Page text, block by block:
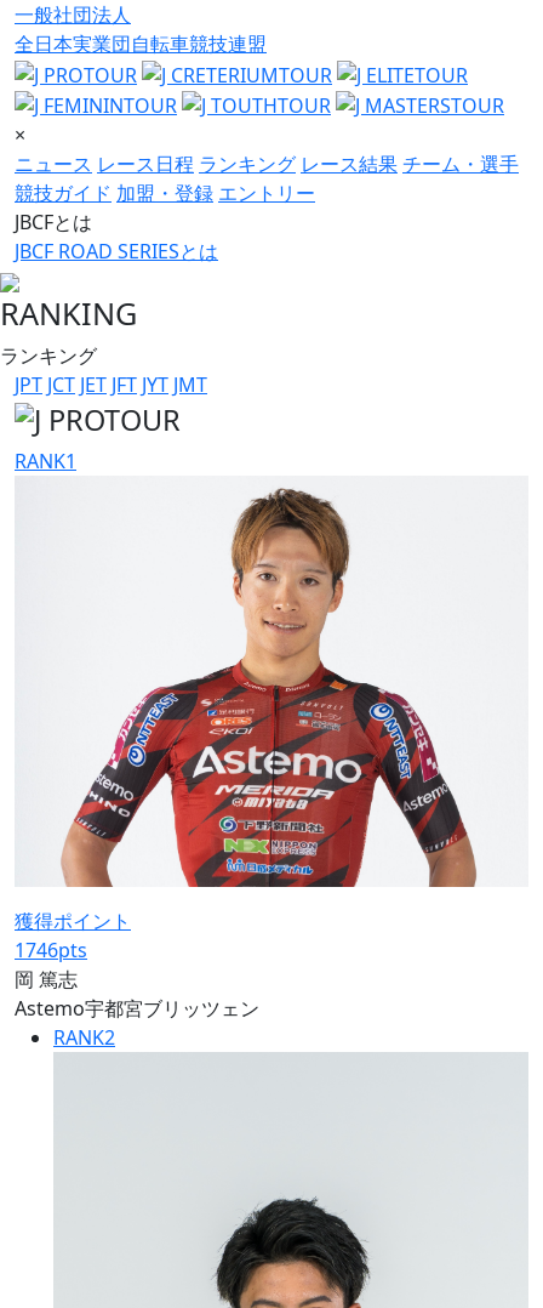
一般社団法人
全日本実業団自転車競技連盟
×
ニュース レース日程 ランキング レース結果チーム・選手
競技ガイド 加盟・登録 エントリー
JBCFとは
JBCF ROAD SERIESとは
RANKING
ランキング
JPT JCT JET JFT JYT JMT
RANK1
獲得ポイント
1746pts
岡 篤志
Astemo宇都宮ブリッツェン
RANK2